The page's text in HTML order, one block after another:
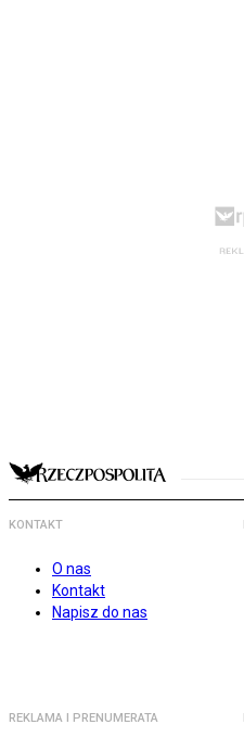
KONTAKT
O nas
Kontakt
Napisz do nas
REKLAMA I PRENUMERATA